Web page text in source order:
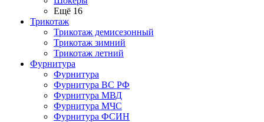
Ещё 16
Трикотаж
Трикотаж демисезонный
Трикотаж зимний
Трикотаж летний
Фурнитура
Фурнитура
Фурнитура ВС РФ
Фурнитура МВД
Фурнитура МЧС
Фурнитура ФСИН